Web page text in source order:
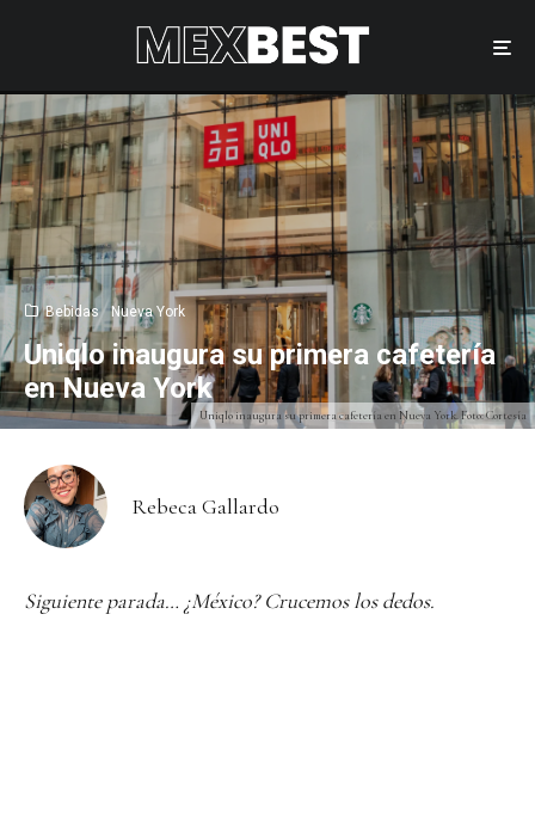
Uniqlo inaugura su primera cafetería en Nueva York. Foto: Cortesía
Bebidas Nueva York
Uniqlo inaugura su primera cafetería
en Nueva York
Rebeca Gallardo
Siguiente parada… ¿México? Crucemos los dedos.